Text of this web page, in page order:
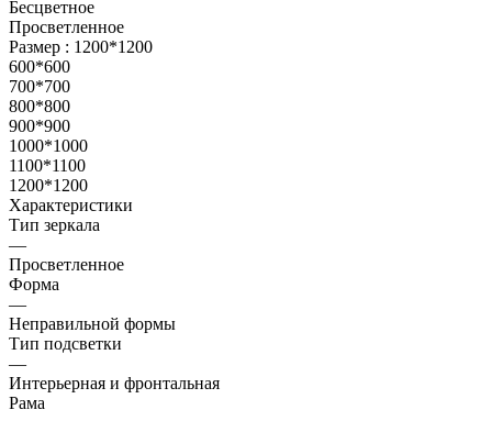
Бесцветное
Просветленное
Размер : 1200*1200
600*600
700*700
800*800
900*900
1000*1000
1100*1100
1200*1200
Характеристики
Тип зеркала
—
Просветленное
Форма
—
Неправильной формы
Тип подсветки
—
Интерьерная и фронтальная
Рама